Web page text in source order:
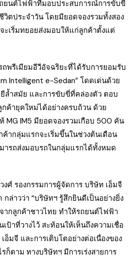
ยนต์ไฟฟ้าที่มอบประสบการณ์การขับขี่
ตประจำวัน โดยมียอดจองรวมทั้งสอง
ะเริ่มทยอยส่งมอบให้แก่ลูกค้าตั้งแต่
ถพรีเมียมอีวีอัจฉริยะที่ได้รับการยอมรับ
Intelligent e-Sedan” โดดเด่นด้วย
ล้ำสมัย และการขับขี่ที่คล่องตัว ตอบ
ค้ายุคใหม่ได้อย่างครบถ้วน ด้วย
MG IM5 มียอดจองรวมเกือบ 500 คัน
ากลุ่มแรกจะเริ่มขึ้นในช่วงต้นเดือน
ารถส่งมอบรถในกลุ่มแรกได้ทั้งหมด
ศ์ รองกรรมการผู้จัดการ บริษัท เอ็มจี
กล่าวว่า “บริษัทฯ รู้สึกยินดีเป็นอย่างยิ่ง
ากลูกค้าชาวไทย ทำให้รถยนต์ไฟฟ้า
ป้าที่วางไว้ สะท้อนให้เห็นถึงความเชื่อ
มจี และการเติบโตอย่างต่อเนื่องของ
ก็ตาม ทางบริษัทฯ มีการเร่งสายการ